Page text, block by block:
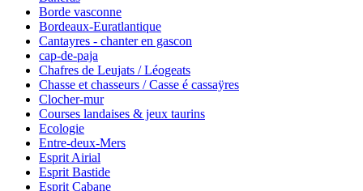
Borde vasconne
Bordeaux-Euratlantique
Cantayres - chanter en gascon
cap-de-paja
Chafres de Leujats / Léogeats
Chasse et chasseurs / Casse é cassaÿres
Clocher-mur
Courses landaises & jeux taurins
Ecologie
Entre-deux-Mers
Esprit Airial
Esprit Bastide
Esprit Cabane